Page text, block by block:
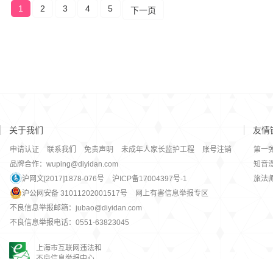
1 2 3 4 5 下一页
关于我们
申请认证 联系我们 免责声明 未成年人家长监护工程
账号注销
品牌合作：wuping@diyidan.com
沪网文[2017]1878-076号
沪ICP备17004397号-1
沪公网安备 31011202001517号
网上有害信息举报专区
不良信息举报邮箱：jubao@diyidan.com
不良信息举报电话：0551-63823045
友情
第一
知音
旅法
上海市互联网违法和